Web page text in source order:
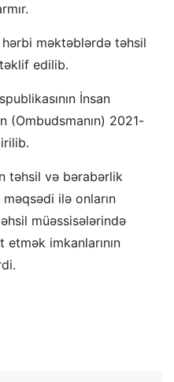
məktəblərdə təhsil
təklif edilib.
İnsan
(Ombudsmanın) 2021-
təhsil və bərabərlik
ilə onların
müəssisələrində
imkanlarının